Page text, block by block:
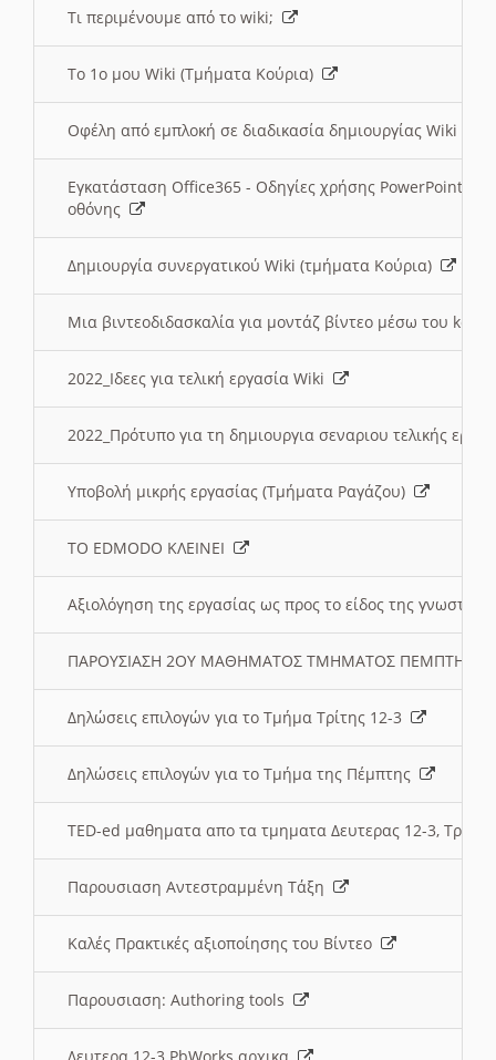
Τι περιμένουμε από το wiki;
Το 1ο μου Wiki (Τμήματα Κούρια)
Οφέλη από εμπλοκή σε διαδικασία δημιουργίας Wiki
Εγκατάσταση Office365 - Οδηγίες χρήσης PowerPoint
οθόνης
Δημιουργία συνεργατικού Wiki (τμήματα Κούρια)
Μια βιντεοδιδασκαλία για μοντάζ βίντεο μέσω του
2022_Ιδεες για τελική εργασία Wiki
2022_Πρότυπο για τη δημιουργια σεναριου τελικής
Υποβολή μικρής εργασίας (Τμήματα Ραγάζου)
ΤΟ EDMODO ΚΛΕΙΝΕΙ
Αξιολόγηση της εργασίας ως προς το είδος της
ΠΑΡΟΥΣΙΑΣΗ 2ΟΥ ΜΑΘΗΜΑΤΟΣ ΤΜΗΜΑΤΟΣ
Δηλώσεις επιλογών για το Τμήμα Τρίτης 12-3
Δηλώσεις επιλογών για το Τμήμα της Πέμπτης
TED-ed μαθηματα απο τα τμηματα Δευτερας 12-3,
Παρουσιαση Αντεστραμμένη Τάξη
Καλές Πρακτικές αξιοποίησης του Βίντεο
Παρουσιαση: Authoring tools